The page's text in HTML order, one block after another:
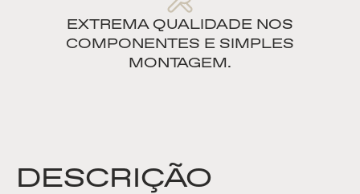
EXTREMA QUALIDADE NOS
COMPONENTES E SIMPLES
MONTAGEM.
DESCRIÇÃO